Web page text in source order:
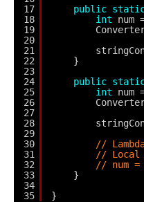
17
18
19
20
21
22
23
24
25
26
27
28
29
30
31
32
33
34
35
public
int
num
}
public
int
num
//
// Local
// num =
}
}